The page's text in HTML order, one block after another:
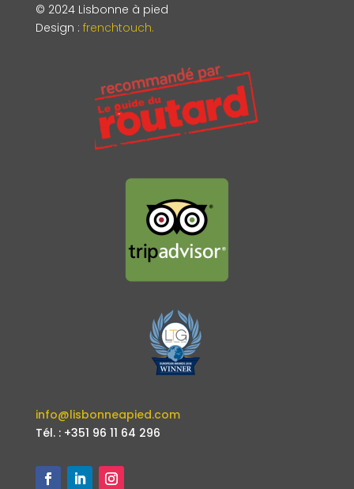
© 2024 Lisbonne à pied
Design : frenchtouch.
info@lisbonneapied.com
Tél. : +351 96 11 64 296